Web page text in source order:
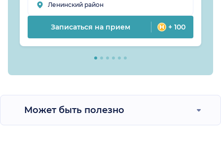
Ленинский район
Записаться на прием + 100
Может быть полезно